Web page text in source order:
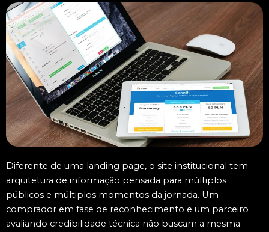
Diferente de uma landing page, o site institucional tem
arquitetura de informação pensada para múltiplos
públicos e múltiplos momentos da jornada. Um
comprador em fase de reconhecimento e um parceiro
avaliando credibilidade técnica não buscam a mesma